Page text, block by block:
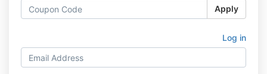
Apply
Log in